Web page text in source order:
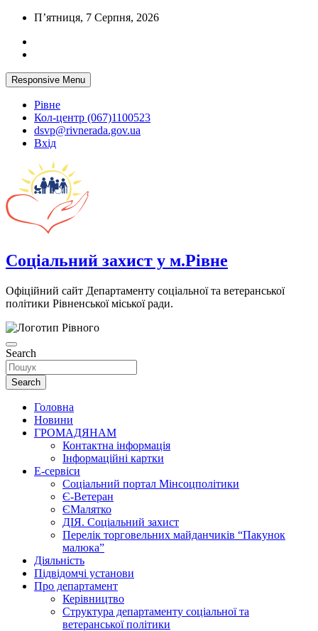
Skip
content
П’ятниця, 7 Серпня, 2026
Responsive Menu
Рівне
Кол-центр (067)1100523
dsvp@rivnerada.gov.ua
Вхід
Соціальний захист у м.Рівне
Офіційний сайт Департаменту соціальної та ветеранської
політики Рівненської міської ради.
Search
Search
Головна
Новини
ГРОМАДЯНАМ
Контактна інформація
Інформаційні картки
Е-сервіси
Соціальний портал Мінсоцполітики
Є-Ветеран
ЄМалятко
ДІЯ. Соціальний захист
Перелік торговельних майданчиків “Пакунок
малюка”
Діяльність
Підвідомчі установи
Про департамент
Керівництво
Структура департаменту соціальної та
ветеранської політики